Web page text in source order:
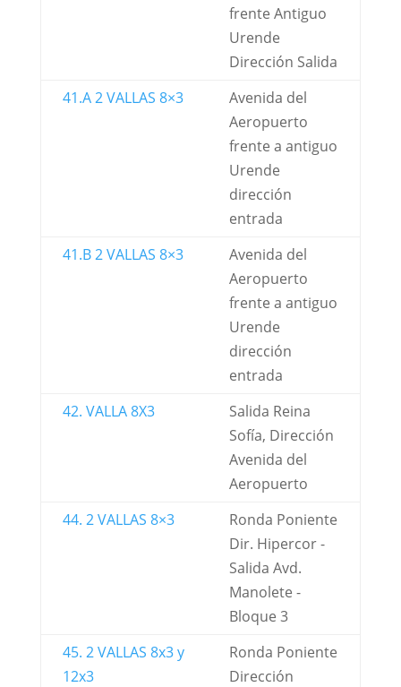
frente Antiguo
Urende
Dirección Salida
41.A 2 VALLAS 8×3
Avenida del
Aeropuerto
frente a antiguo
Urende
dirección
entrada
41.B 2 VALLAS 8×3
Avenida del
Aeropuerto
frente a antiguo
Urende
dirección
entrada
42. VALLA 8X3
Salida Reina
Sofía, Dirección
Avenida del
Aeropuerto
44. 2 VALLAS 8×3
Ronda Poniente
Dir. Hipercor -
Salida Avd.
Manolete -
Bloque 3
45. 2 VALLAS 8x3 y
12x3
Ronda Poniente
Dirección